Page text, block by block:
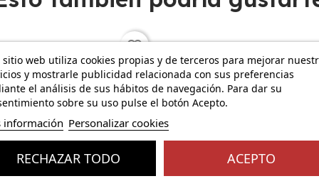
favorite_border
sitio web utiliza cookies propias y de terceros para mejorar
y mostrarle publicidad relacionada con sus preferencias
el análisis de sus hábitos de navegación. Para dar su
sobre su uso pulse el botón Acepto.
información Personalizar cookies
RECHAZAR TODO ACEPTO